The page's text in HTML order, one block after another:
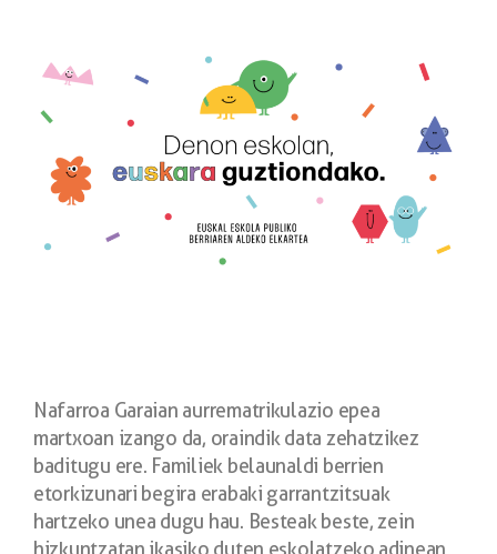
Nafarroa Garaian aurrematrikulazio epea
martxoan izango da, oraindik data zehatzikez
baditugu ere. Familiek belaunaldi berrien
etorkizunari begira erabaki garrantzitsuak
hartzeko unea dugu hau. Besteak beste, zein
hizkuntzatan ikasiko duten eskolatzeko adinean